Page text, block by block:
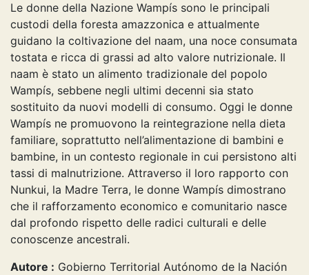
Le donne della Nazione Wampís sono le principali
custodi della foresta amazzonica e attualmente
guidano la coltivazione del naam, una noce consumata
tostata e ricca di grassi ad alto valore nutrizionale. Il
naam è stato un alimento tradizionale del popolo
Wampís, sebbene negli ultimi decenni sia stato
sostituito da nuovi modelli di consumo. Oggi le donne
Wampís ne promuovono la reintegrazione nella dieta
familiare, soprattutto nell’alimentazione di bambini e
bambine, in un contesto regionale in cui persistono alti
tassi di malnutrizione. Attraverso il loro rapporto con
Nunkui, la Madre Terra, le donne Wampís dimostrano
che il rafforzamento economico e comunitario nasce
dal profondo rispetto delle radici culturali e delle
conoscenze ancestrali.
Autore : Gobierno Territorial Autónomo de la Nación